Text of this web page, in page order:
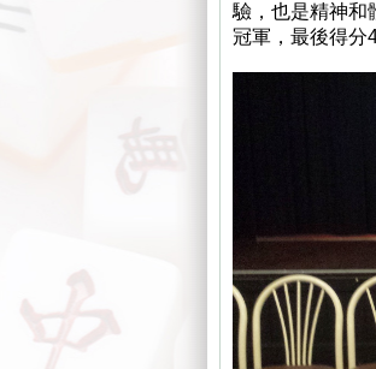
驗，也是精神和
冠軍，最後得分